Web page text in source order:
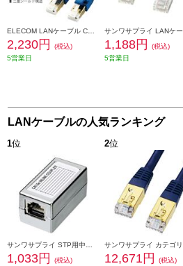
2,230円
(税込)
5営業日
1,188円
(税込)
5営業日
LANケーブルの人気ランキング
1位
1,033円 (税込)
2位
12,671円
(税込)